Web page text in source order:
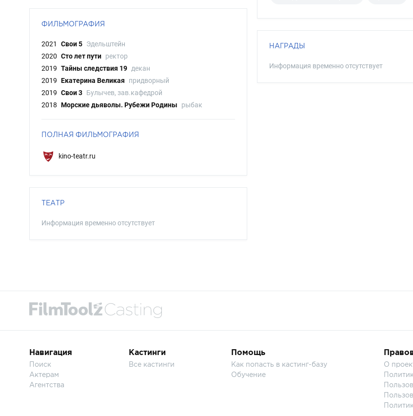
ФИЛЬМОГРАФИЯ
2021 Свои 5 Эдельштейн
2020 Сто лет пути ректор
2019 Тайны следствия 19 декан
2019 Екатерина Великая
придворный
2019 Свои 3 Булычев, зав.кафедрой
2018 Морские дьяволы. Рубежи Родины рыбак
ПОЛНАЯ ФИЛЬМОГРАФИЯ
kino-teatr.ru
ТЕАТР
Информация временно отсутствует
НАГРАДЫ
Информация временно отсутствует
Навигация
Поиск
Актерам
Агентства
Кастинги
Все кастинги
Помощь
Как попасть в кастинг-базу
Обучение
О